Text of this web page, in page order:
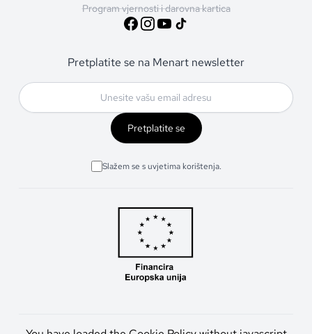
Program vjernosti i darovna kartica
Pretplatite se na Menart newsletter
Pretplatite se
Slažem se s uvjetima korištenja.